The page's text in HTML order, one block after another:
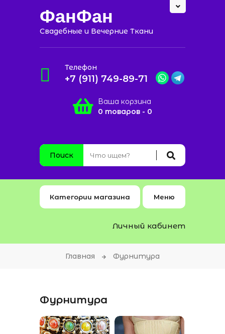
ФанФан
Свадебные и Вечерние Ткани
Телефон
+7 (911) 749-89-71
Ваша корзина
0 товаров - 0
Поиск
Категории магазина Меню
Личный кабинет
Главная Фурнитура
Фурнитура